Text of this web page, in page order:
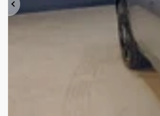
Précédent